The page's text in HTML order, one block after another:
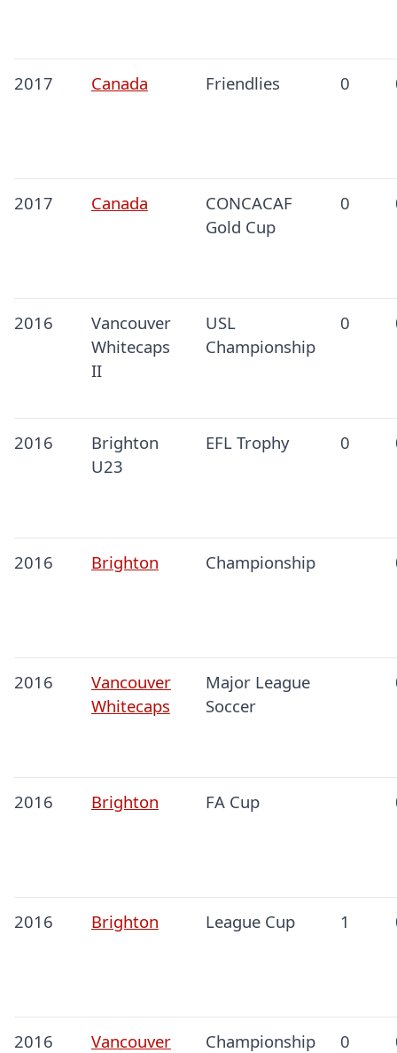
2017 Canada Friendlies 0
2017 Canada
CONCACAF
Gold Cup
0
2016
Vancouver
Whitecaps
II
USL
Championship
0
2016
Brighton
U23
EFL Trophy 0
2016 Brighton Championship
2016
Vancouver
Whitecaps
Major League
Soccer
2016 Brighton FA Cup
2016 Brighton League Cup 1
2016 Vancouver Championship 0